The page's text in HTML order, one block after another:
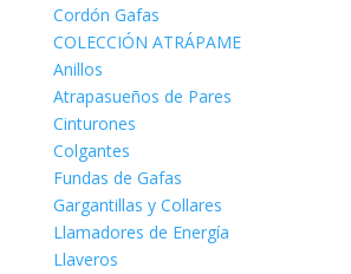
Cordón Gafas
COLECCIÓN ATRÁPAME
Anillos
Atrapasueños de Pares
Cinturones
Colgantes
Fundas de Gafas
Gargantillas y Collares
Llamadores de Energía
Llaveros